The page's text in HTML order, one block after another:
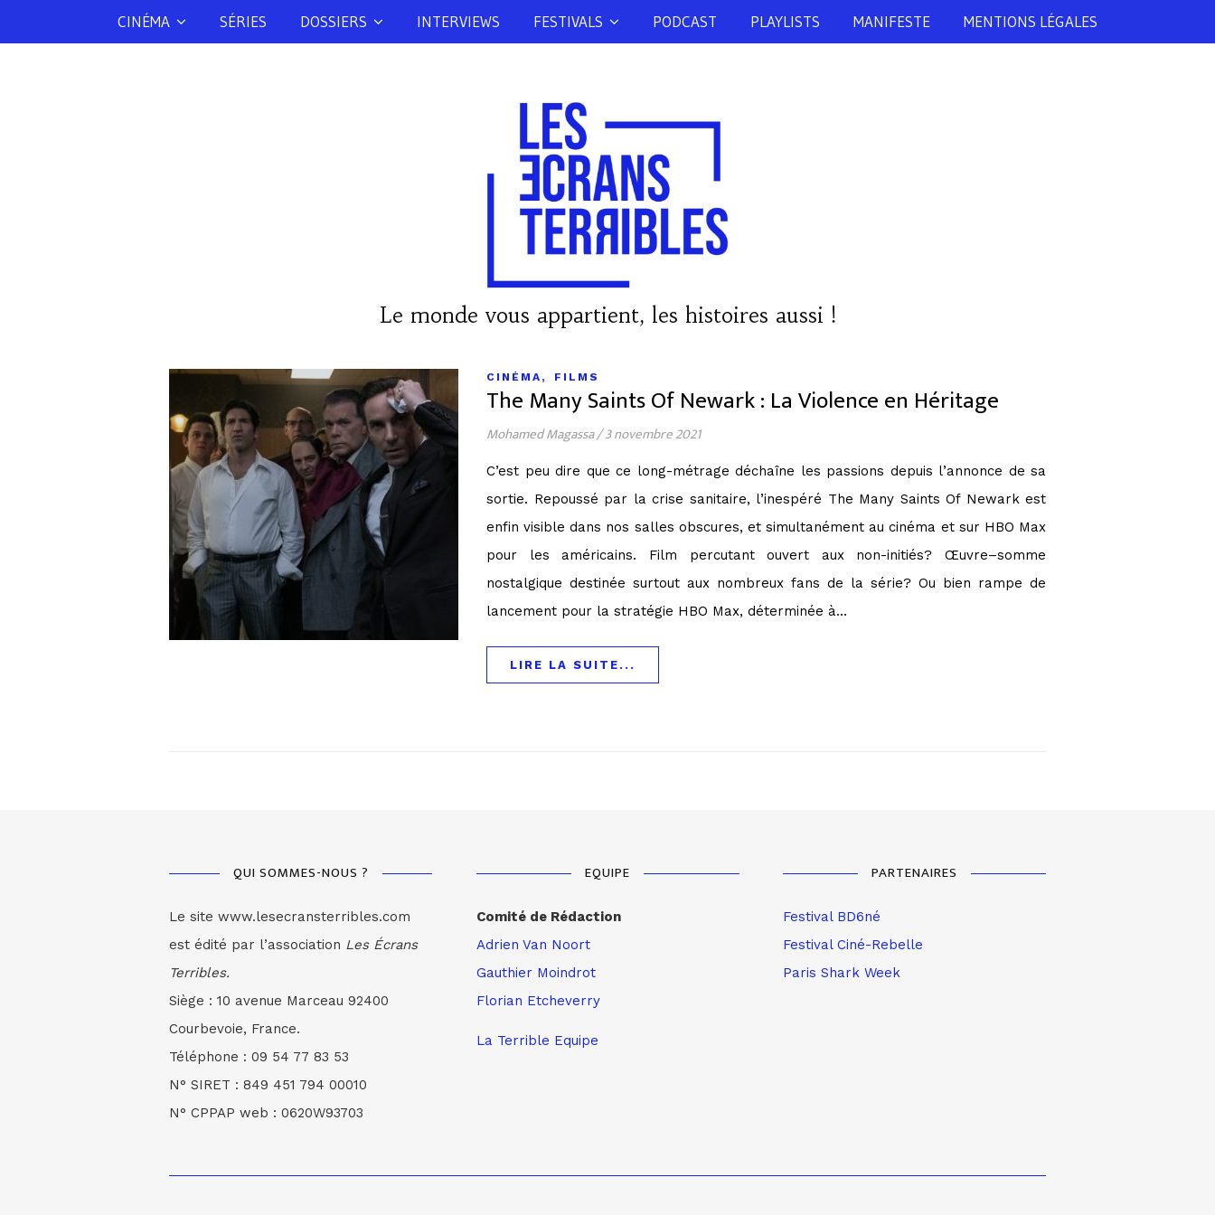
CINÉMA SÉRIES DOSSIERS INTERVIEWS FESTIVALS PODCAST PLAYLISTS MANIFESTE MENTIONS LÉGALES
Le monde vous appartient, les histoires aussi !
CINÉMA , FILMS
The Many Saints Of Newark : La Violence en Héritage
Mohamed Magassa/3 novembre 2021
C’est peu dire que ce long-métrage déchaîne les passions depuis l’annonce de sa
sortie. Repoussé par la crise sanitaire, l’inespéré The Many Saints Of Newark est
enfin visible dans nos salles obscures, et simultanément au cinéma et sur HBO Max
pour les américains. Film percutant ouvert aux non-initiés? Œuvre–somme
nostalgique destinée surtout aux nombreux fans de la série? Ou bien rampe de
lancement pour la stratégie HBO Max, déterminée à…
LIRE LA SUITE...
QUI SOMMES-NOUS ?
Le site www.lesecransterribles.com
est édité par l’association Les Écrans
Terribles.
Siège : 10 avenue Marceau 92400
Courbevoie, France.
Téléphone : 09 54 77 83 53
N° SIRET : 849 451 794 00010
N° CPPAP web : 0620W93703
EQUIPE
Comité de Rédaction
Adrien Van Noort
Gauthier Moindrot
Florian Etcheverry
La Terrible Equipe
PARTENAIRES
Festival BD6né
Festival Ciné-Rebelle
Paris Shark Week